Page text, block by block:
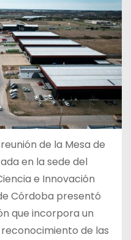
de la Mesa de
en la sede del
e Innovación
Córdoba presentó
que incorpora un
de las